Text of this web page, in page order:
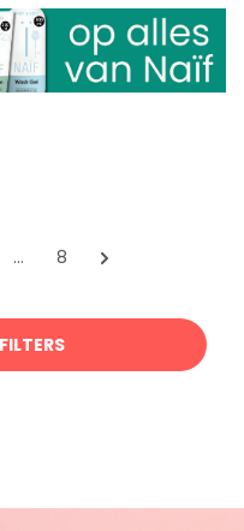
… 8